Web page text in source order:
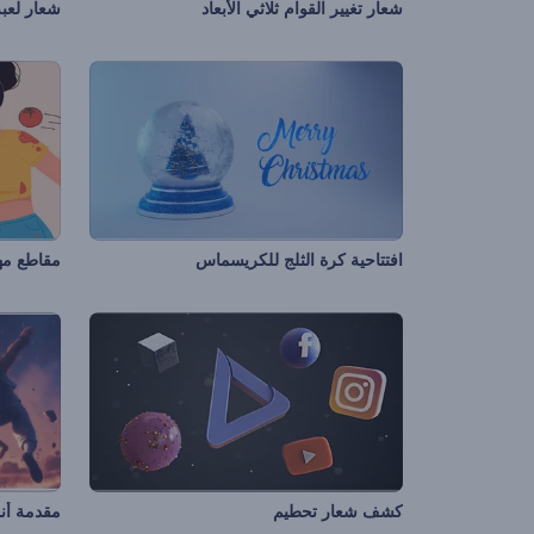
شعار تغيير القوام ثلاثي الأبعاد شعار
افتتاحية كرة الثلج للكريسماس مقاطع
كشف شعار تحطيم مقدمة